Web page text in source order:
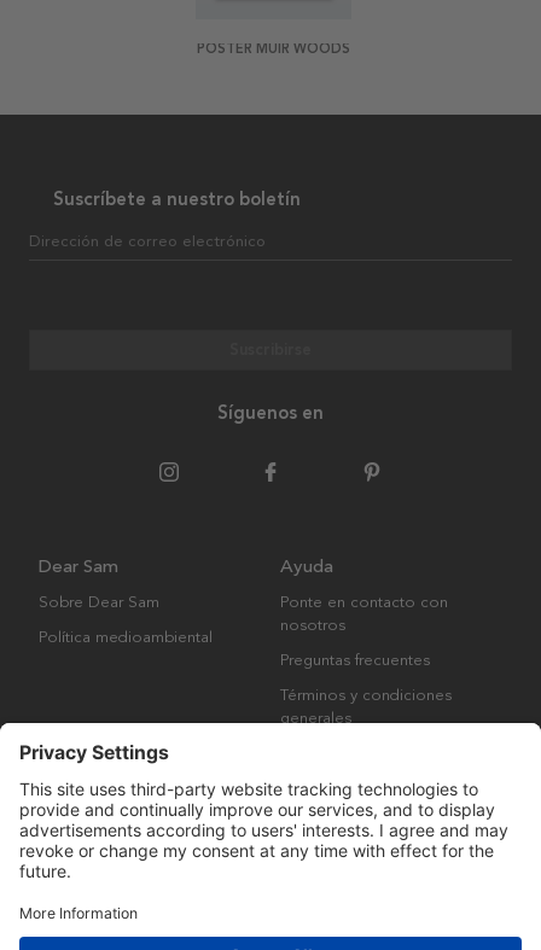
POSTER MUIR WOODS
Suscríbete a nuestro boletín
Dirección de correo electrónico
Síguenos en
Dear Sam
Sobre Dear Sam
Política medioambiental
Ayuda
Ponte en contacto con
nosotros
Preguntas frecuentes
Términos y condiciones
generales
Derechos de autor © Many Brands AB 2023. Todos los derechos